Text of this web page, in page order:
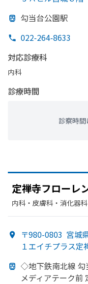
勾当台公園駅
022-264-8633
対応診療科
内科
診療時間
診察時
定禅寺フローレ
内科・​皮膚科・​消化器
〒980-0803 宮城
１エイチプラス定
◇地下鉄南北線 勾
メディアテーク前